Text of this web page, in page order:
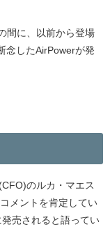
間に、以前から登場
念したAirPowerが発
のルカ・マエス
メントを肯定してい
発売されると語ってい